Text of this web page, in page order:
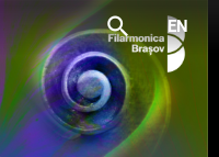
search EN